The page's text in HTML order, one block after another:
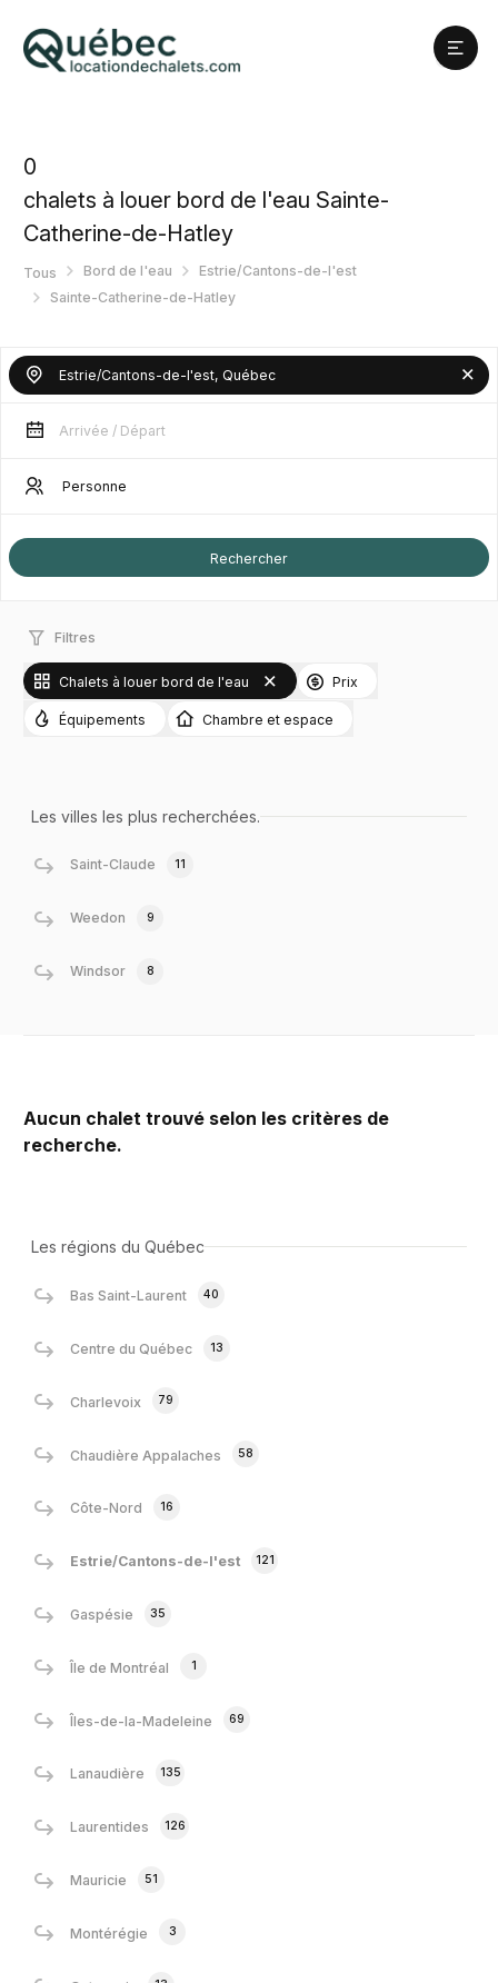
0
chalets à louer bord de l'eau Sainte-
Catherine-de-Hatley
Tous Bord de l'eau
Estrie/Cantons-de-l'est
Sainte-Catherine-de-Hatley
Filtres
Chalets à louer bord de l'eau Prix
Équipements Chambre et espace
Les villes les plus recherchées.
Saint-Claude 11
Weedon 9
Windsor 8
Aucun chalet trouvé selon les critères de
recherche.
Les régions du Québec
Bas Saint-Laurent 40
Centre du Québec 13
Charlevoix 79
Chaudière Appalaches 58
Côte-Nord 16
Estrie/Cantons-de-l'est 121
Gaspésie 35
Île de Montréal 1
Îles-de-la-Madeleine 69
Lanaudière 135
Laurentides 126
Mauricie 51
Montérégie 3